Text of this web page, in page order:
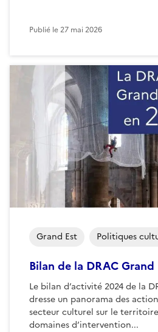
Publié le27 mai 2026
Bilan de la DRAC
Le bilan d’activité 2024 de la
dresse un panorama des
secteur culturel sur le
domaines d’intervention...
Grand Est Politiques